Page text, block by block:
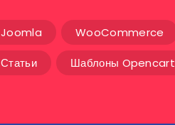
Joomla WooCommerce
Статьи Шаблоны Opencart